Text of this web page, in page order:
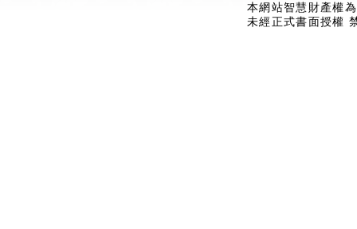
本網站智慧財產權
未經正式書面授權